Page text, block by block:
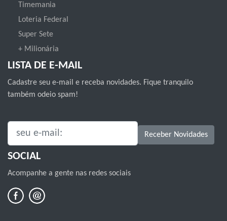
Timemania
Loteria Federal
Super Sete
+ Milionária
LISTA DE E-MAIL
Cadastre seu e-mail e receba novidades. Fique tranquilo
também odeio spam!
SEU E-MAIL: Receber Novidades
SOCIAL
Acompanhe a gente nas redes sociais